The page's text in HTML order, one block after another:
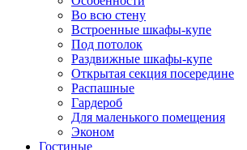
Во всю стену
Встроенные шкафы-купе
Под потолок
Раздвижные шкафы-купе
Открытая секция посередине
Распашные
Гардероб
Для маленького помещения
Эконом
Гостиные